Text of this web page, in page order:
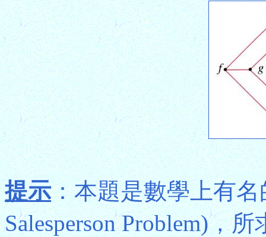
提示：本題是數學上有
Salesperson Problem)，